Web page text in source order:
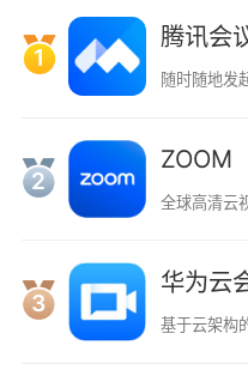
1
腾讯会
随时随地发
2
ZOOM
全球高清云
3
华为云
基于云架构